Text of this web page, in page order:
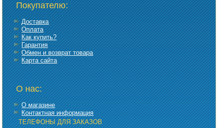
Покупателю:
Доставка
Оплата
Как купить?
Гарантия
Обмен и возврат товара
Карта сайта
О нас:
О магазине
Контактная информация
ТЕЛЕФОНЫ ДЛЯ ЗАКАЗОВ